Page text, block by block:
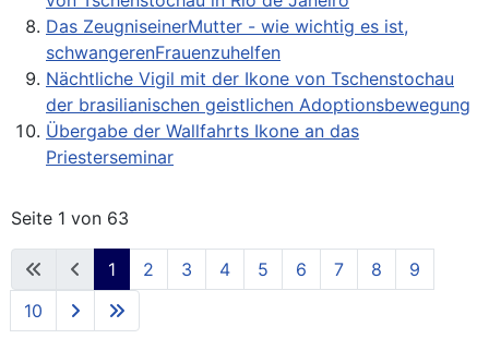
Das ZeugniseinerMutter - wie wichtig es ist,
schwangerenFrauenzuhelfen
Nächtliche Vigil mit der Ikone von Tschenstochau
der brasilianischen geistlichen Adoptionsbewegung
Übergabe der Wallfahrts Ikone an das
Priesterseminar
Seite 1 von 63
1 2 3 4 5 6 7 8
9
10